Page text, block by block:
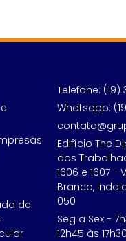
de
Telefone: (19)
Whatsapp:
Edifício The
dos
1606 e 1607 -
Branco,
050
Seg a Sex -
12h45 às